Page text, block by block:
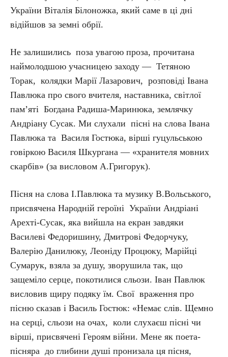
України Віталія Білоножка, який саме в ці дні
відійшов за земні обрії.
Не залишились поза увагою проза, прочитана
наймолодшою учасницею заходу — Тетяною
Торак, колядки Марії Лазарович, розповіді Івана
Павлюка про свого вчителя, наставника, світлої
пам’яті Богдана Радиша-Маринюка, землячку
Андріану Сусак. Ми слухали пісні на слова Івана
Павлюка та Василя Гостюка, вірші гуцульською
говіркою Василя Шкургана — «хранителя мовних
скарбів» (за висловом А.Григорук).
Пісня на слова І.Павлюка та музику В.Вольського,
присвячена Народній героїні України Андріані
Арехті-Сусак, яка вийшла на екран завдяки
Василеві Федоришину, Дмитрові Федорчуку,
Валерію Данилюку, Леоніду Процюку, Марійці
Сумарук, взяла за душу, зворушила так, що
защеміло серце, покотилися сльози. Іван Павлюк
висловив щиру подяку їм. Свої враження про
пісню сказав і Василь Гостюк: «Немає слів. Щемно
на серці, сльози на очах, коли слухаєш пісні чи
вірші, присвячені Героям війни. Мене як поета-
пісняра до глибини душі пронизала ця пісня,